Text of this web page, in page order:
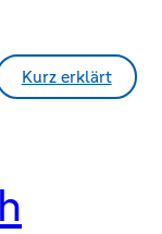
Kurz erklärt